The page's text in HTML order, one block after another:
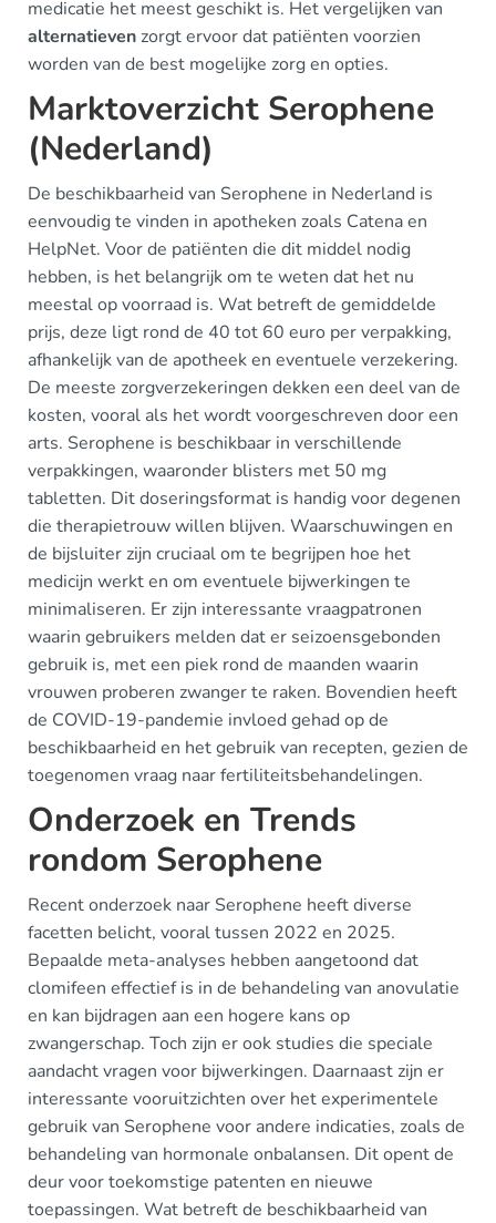
medicatie het meest geschikt is. Het vergelijken van
alternatieven zorgt ervoor dat patiënten voorzien
worden van de best mogelijke zorg en opties.
Marktoverzicht Serophene
(Nederland)
De beschikbaarheid van Serophene in Nederland is
eenvoudig te vinden in apotheken zoals Catena en
HelpNet. Voor de patiënten die dit middel nodig
hebben, is het belangrijk om te weten dat het nu
meestal op voorraad is. Wat betreft de gemiddelde
prijs, deze ligt rond de 40 tot 60 euro per verpakking,
afhankelijk van de apotheek en eventuele verzekering.
De meeste zorgverzekeringen dekken een deel van de
kosten, vooral als het wordt voorgeschreven door een
arts. Serophene is beschikbaar in verschillende
verpakkingen, waaronder blisters met 50 mg
tabletten. Dit doseringsformat is handig voor degenen
die therapietrouw willen blijven. Waarschuwingen en
de bijsluiter zijn cruciaal om te begrijpen hoe het
medicijn werkt en om eventuele bijwerkingen te
minimaliseren. Er zijn interessante vraagpatronen
waarin gebruikers melden dat er seizoensgebonden
gebruik is, met een piek rond de maanden waarin
vrouwen proberen zwanger te raken. Bovendien heeft
de COVID-19-pandemie invloed gehad op de
beschikbaarheid en het gebruik van recepten, gezien de
toegenomen vraag naar fertiliteitsbehandelingen.
Onderzoek en Trends
rondom Serophene
Recent onderzoek naar Serophene heeft diverse
facetten belicht, vooral tussen 2022 en 2025.
Bepaalde meta-analyses hebben aangetoond dat
clomifeen effectief is in de behandeling van anovulatie
en kan bijdragen aan een hogere kans op
zwangerschap. Toch zijn er ook studies die speciale
aandacht vragen voor bijwerkingen. Daarnaast zijn er
interessante vooruitzichten over het experimentele
gebruik van Serophene voor andere indicaties, zoals de
behandeling van hormonale onbalansen. Dit opent de
deur voor toekomstige patenten en nieuwe
toepassingen. Wat betreft de beschikbaarheid van